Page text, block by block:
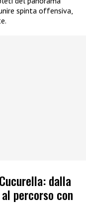
spinta offensiva,
dalla
percorso con